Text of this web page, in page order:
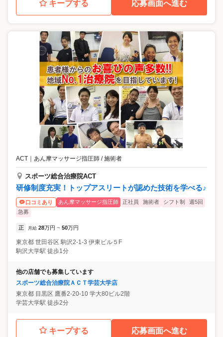
キープする 応募画面へ進む
ACT ｜ あん摩マッサージ指圧師 / 施術者
スポーツ総合治療院ACT
研修制度充実！トップアスリートが認めた技術を学べる♪
口コミあり あん摩マッサージ指圧師 正社員 施術者 シフト制
週5回
急募
正 月給 28万円 ~ 50万円
東京都 世田谷区 駒沢2-1-3 伊東ビル５F
駒沢大学駅 徒歩1分
他の店舗でも募集しています
スポーツ総合治療院ＡＣＴ学芸大学店
東京都 目黒区 鷹番2-20-10 学大80ビル2階
学芸大学駅 徒歩2分
キープする 応募画面へ進む